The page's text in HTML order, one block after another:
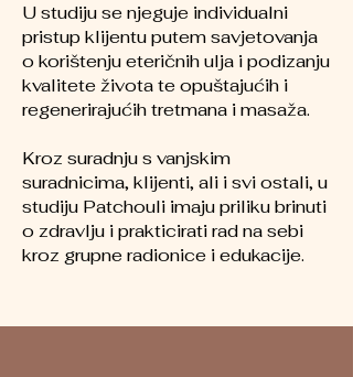
U studiju se njeguje individualni
pristup klijentu putem savjetovanja
o korištenju eteričnih ulja i podizanju
kvalitete života te opuštajućih i
regenerirajućih tretmana i masaža.
Kroz suradnju s vanjskim
suradnicima, klijenti, ali i svi ostali, u
studiju Patchouli imaju priliku brinuti
o zdravlju i prakticirati rad na sebi
kroz grupne radionice i edukacije.